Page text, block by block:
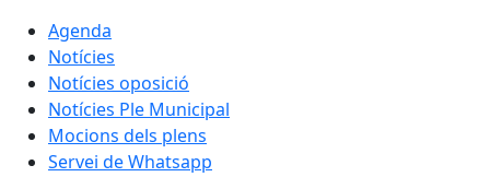
Agenda
Notícies
Notícies oposició
Notícies Ple Municipal
Mocions dels plens
Servei de Whatsapp